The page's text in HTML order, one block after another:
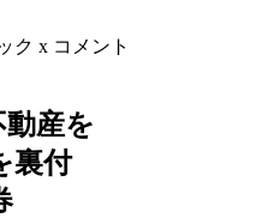
ク x コメント
産を
裏付